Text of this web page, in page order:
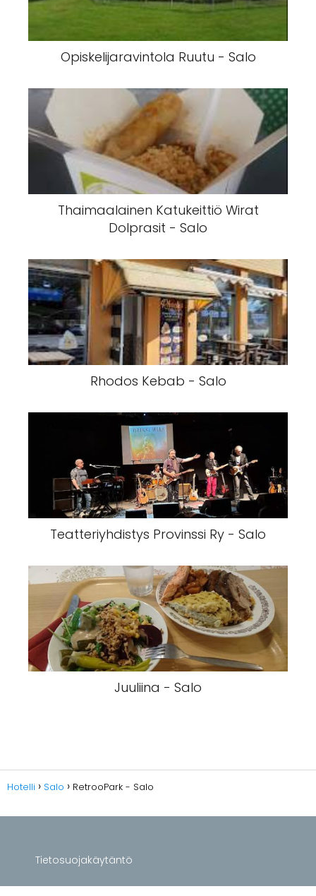
Opiskelijaravintola Ruutu - Salo
Thaimaalainen Katukeittiö Wirat
Dolprasit - Salo
Rhodos Kebab - Salo
Teatteriyhdistys Provinssi Ry - Salo
Juuliina - Salo
Hotelli Salo RetrooPark - Salo
Tietosuojakäytäntö